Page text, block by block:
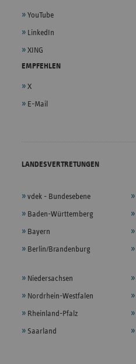
YouTube
LinkedIn
XING
EMPFEHLEN
X
E-Mail
LANDESVERTRETUNGEN
vdek - Bundesebene
Baden-Württemberg
Bayern
Berlin/Brandenburg
Niedersachsen
Nordrhein-Westfalen
Rheinland-Pfalz
Saarland